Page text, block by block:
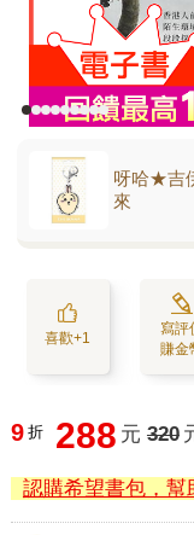
呀哈★吉
來
喜歡+1
寫評
賺金
9 折 288 元 320
認購希望書包，幫